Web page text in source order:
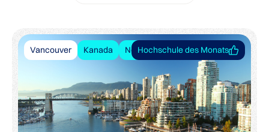
Vancouver Kanada Nordamerika
Hochschule des Monats